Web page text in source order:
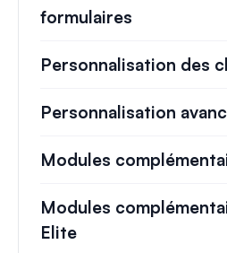
formulaires
Personnalisation des
Personnalisation
Modules
Modules
Elite